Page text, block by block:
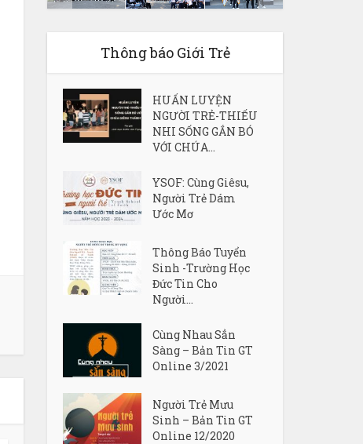
Thông báo Giới Trẻ
HUẤN LUYỆN
NGƯỜI TRẺ-THIẾU
NHI SỐNG GẮN BÓ
VỚI CHÚA...
YSOF: Cùng Giêsu,
Người Trẻ Dám
Ước Mơ
Thông Báo Tuyển
Sinh -Trường Học
Đức Tin Cho
Người...
Cùng Nhau Sẳn
Sàng – Bản Tin GT
Online 3/2021
Người Trẻ Mưu
Sinh – Bản Tin GT
Online 12/2020